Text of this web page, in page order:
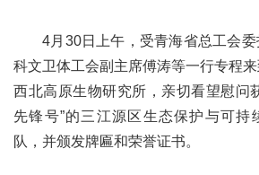
4月30日上午，受青海省总工会
科文卫体工会副主席傅涛等一行专程
西北高原生物研究所，亲切看望慰问
先锋号”的三江源区生态保护与可持
队，并颁发牌匾和荣誉证书。